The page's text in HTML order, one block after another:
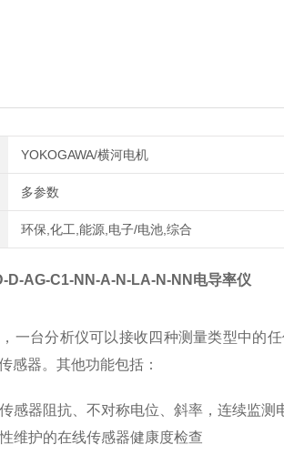
YOKOGAWA/横河电机
多参数
环保,化工,能源,电子/电池,综合
D-AG-C1-NN-A-N-LA-N-NN 电导率仪
，一台分析仪可以接收四种测量类型中的任
感器。其他功能包括：
感器阻抗、不对称电位、斜率，连续监测
维护的在线传感器健康度检查